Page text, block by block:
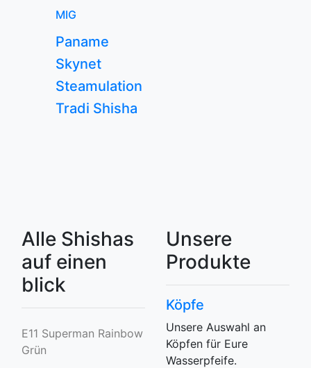
MIG
Paname
Skynet
Steamulation
Tradi Shisha
Alle Shishas
auf einen
blick
E11 Superman Rainbow
Grün
Unsere
Produkte
Köpfe
Unsere Auswahl an
Köpfen für Eure
Wasserpfeife.